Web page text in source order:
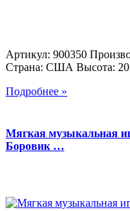
Артикул: 900350
Страна: США Высота: 20
Подробнее »
Мягкая музыкальная
Боровик …